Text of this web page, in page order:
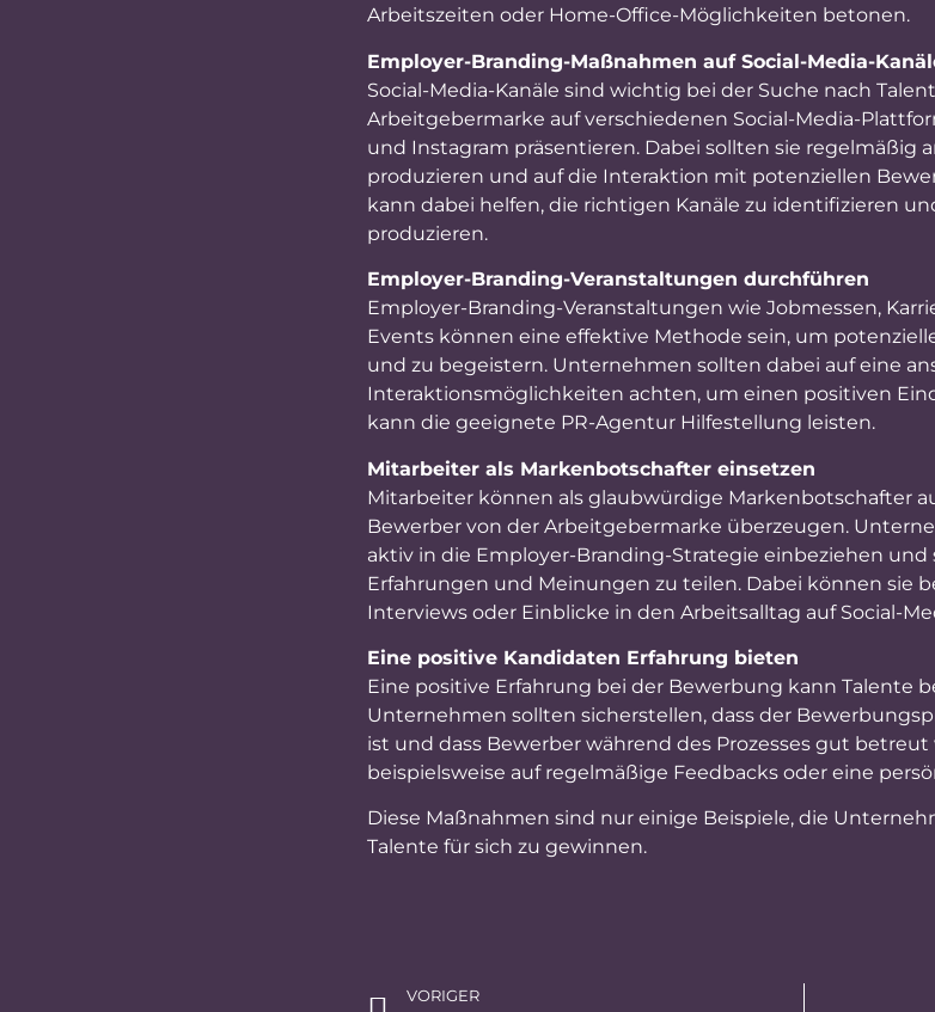
Arbeitszeiten oder Home-Office-Möglichkeiten betonen.
Employer-Branding-Maßnahmen auf Social-Media-
Social-Media-Kanäle sind wichtig bei der Suche nach
Arbeitgebermarke auf verschiedenen Social-Media-
und Instagram präsentieren. Dabei sollten sie regelmäßig
produzieren und auf die Interaktion mit potenziellen
kann dabei helfen, die richtigen Kanäle zu identifizieren
produzieren.
Employer-Branding-Veranstaltungen durchführen
Employer-Branding-Veranstaltungen wie Jobmessen,
Events können eine effektive Methode sein, um
und zu begeistern. Unternehmen sollten dabei auf eine
Interaktionsmöglichkeiten achten, um einen positiven
kann die geeignete PR-Agentur Hilfestellung leisten.
Mitarbeiter als Markenbotschafter einsetzen
Mitarbeiter können als glaubwürdige Markenbotschafter
Bewerber von der Arbeitgebermarke überzeugen.
aktiv in die Employer-Branding-Strategie einbeziehen und
Erfahrungen und Meinungen zu teilen. Dabei können sie
Interviews oder Einblicke in den Arbeitsalltag auf Social-
Eine positive Kandidaten Erfahrung bieten
Eine positive Erfahrung bei der Bewerbung kann Talente
Unternehmen sollten sicherstellen, dass der
ist und dass Bewerber während des Prozesses gut
beispielsweise auf regelmäßige Feedbacks oder eine
Diese Maßnahmen sind nur einige Beispiele, die
Talente für sich zu gewinnen.
VORIGER